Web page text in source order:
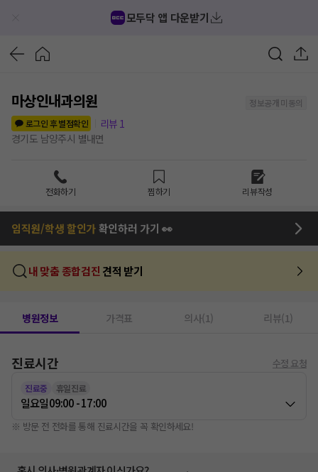
모두닥 앱 다운받기
마상인내과의원
정보공개 미동의
로그인 후 별점확인
리뷰 1
경기도 남양주시 별내면
전화하기 찜하기 리뷰작성
임직원/학생 할인가확인하러 가기 👀
내 맞춤 종합검진 견적 받기
병원정보 가격표 의사(1) 리뷰(1)
진료시간 수정 요청
진료중 휴일진료
일요일09:00 - 17:00
※ 방문 전 전화를 통해 진료시간을 꼭 확인하세요!